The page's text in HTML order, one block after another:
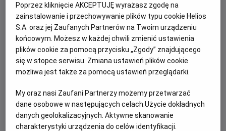
Poprzez kliknięcie AKCEPTUJĘ wyrażasz zgodę na
zainstalowanie i przechowywanie plików typu cookie Helios
S.A. oraz jej Zaufanych Partnerów na Twoim urządzeniu
końcowym. Możesz w każdej chwili zmienić ustawienia
plików cookie za pomocą przycisku „Zgody” znajdującego
się w stopce serwisu. Zmiana ustawień plików cookie
możliwa jest także za pomocą ustawień przeglądarki.
My oraz nasi Zaufani Partnerzy możemy przetwarzać
dane osobowe w następujących celach:Użycie dokładnych
danych geolokalizacyjnych. Aktywne skanowanie
charakterystyki urządzenia do celów identyfikacji.